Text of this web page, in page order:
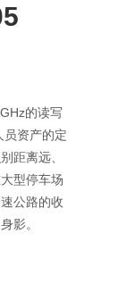
的读写
员资产的定
距离远、
型停车场
公路的收
影。